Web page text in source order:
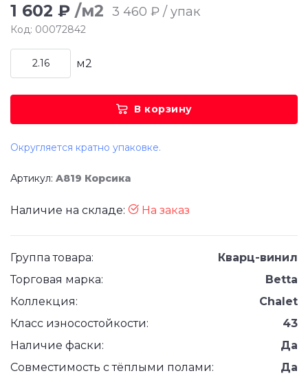
1 602 ₽ /м2 3 460 ₽ / упак
Код: 00072842
м2
В корзину
Округляется кратно упаковке.
Артикул: A819 Корсика
Наличие на складе: На заказ
Группа товара:
Кварц-винил
Торговая марка:
Betta
Коллекция:
Chalet
Класс износостойкости:
43
Наличие фаски:
Да
Совместимость с тёплыми полами:
Да